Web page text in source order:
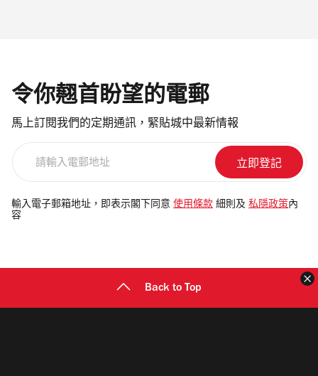
令你翹首盼望的電郵
馬上訂閱我們的定期通訊，緊貼城中最新情報
電
郵
輸入電子郵箱地址，即表示閣下同意 使用條款 細則及 私隱政策 內
容
Back to Top